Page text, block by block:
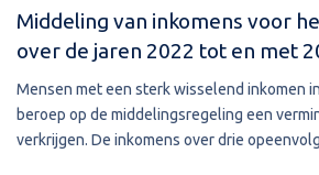
Middeling van inkomens voor
over de jaren 2022 tot en met
Mensen met een sterk wisselend inkomen
beroep op de middelingsregeling een
verkrijgen. De inkomens over drie